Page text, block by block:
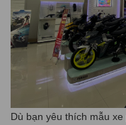
Dù bạn yêu thích mẫu